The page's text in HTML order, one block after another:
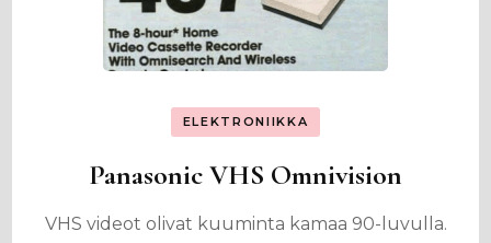
ELEKTRONIIKKA
Panasonic VHS Omnivision
VHS videot olivat kuuminta kamaa 90-luvulla.